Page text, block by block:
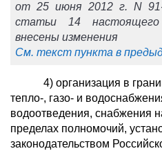
от 25 июня 2012 г. N
статьи 14 настоящего
внесены изменения
См. текст пункта в
4) организация в
тепло-, газо- и
водоотведения, снабжения
пределах полномочий,
законодательством